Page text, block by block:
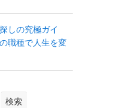
しの究極ガイ
職種で人生を変
検索